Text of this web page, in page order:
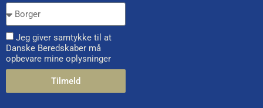
Jeg giver samtykke til at
Danske Beredskaber må
opbevare mine oplysninger
Tilmeld